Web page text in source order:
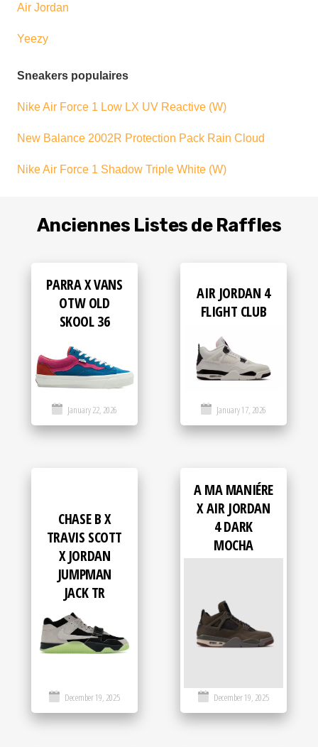
Air Jordan
Yeezy
Sneakers populaires
Nike Air Force 1 Low LX UV Reactive (W)
New Balance 2002R Protection Pack Rain Cloud
Nike Air Force 1 Shadow Triple White (W)
Anciennes Listes de Raffles
PARRA X VANS
OTW OLD
SKOOL 36
January 22, 2026
AIR JORDAN 4
FLIGHT CLUB
January 17, 2026
CHASE B X
TRAVIS SCOTT
X JORDAN
JUMPMAN
JACK TR
December 19, 2025
A MA MANIÉRE
X AIR JORDAN
4 DARK
MOCHA
December 19, 2025